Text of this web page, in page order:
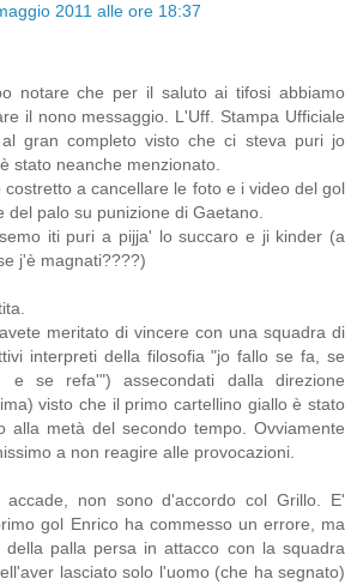
2011 alle ore 18:37
notare che per il saluto ai tifosi abbiamo
il nono messaggio. L'Uff. Stampa Ufficiale
gran completo visto che ci steva puri jo
stato neanche menzionato.
costretto a cancellare le foto e i video del gol
del palo su punizione di Gaetano.
iti puri a pijja' lo succaro e ji kinder (a
j'è magnati????)
meritato di vincere con una squadra di
interpreti della filosofia "jo fallo se fa, se
e se refa'") assecondati dalla direzione
visto che il primo cartellino giallo è stato
alla metà del secondo tempo. Ovviamente
a non reagire alle provocazioni.
accade, non sono d'accordo col Grillo. E'
gol Enrico ha commesso un errore, ma
della palla persa in attacco con la squadra
lasciato solo l'uomo (che ha segnato)